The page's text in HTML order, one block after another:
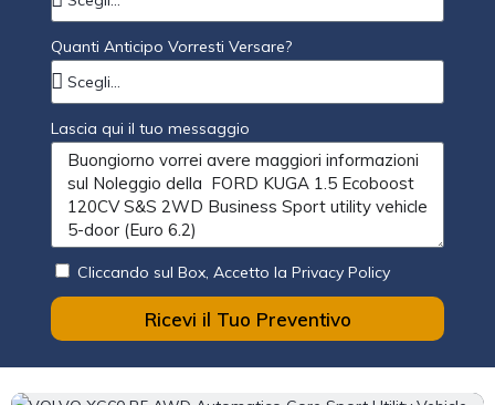
Quanti Anticipo Vorresti Versare?
Lascia qui il tuo messaggio
Cliccando sul Box, Accetto la Privacy Policy
Ricevi il Tuo Preventivo